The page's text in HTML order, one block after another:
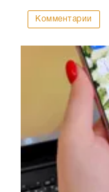
Комментарии